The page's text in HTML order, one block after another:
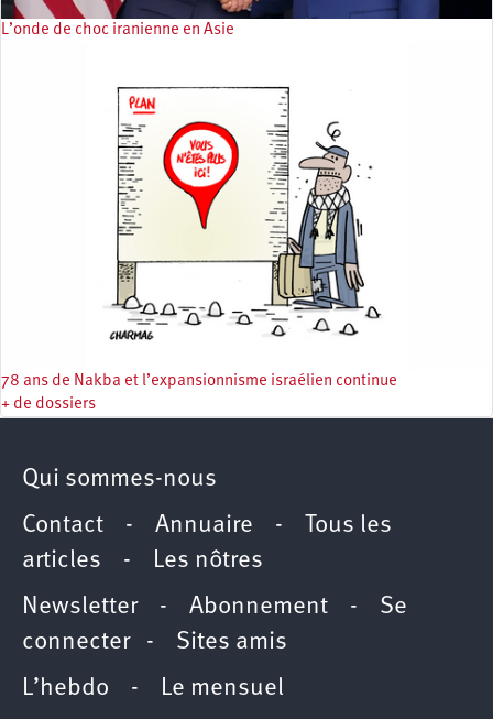
L’onde de choc iranienne en Asie
78 ans de Nakba et l’expansionnisme israélien continue
+ de dossiers
Qui sommes-nous
Contact - Annuaire -
Tous les
articles - Les nôtres
Newsletter- Abonnement - Se
connecter- Sites amis
L’hebdo - Le mensuel